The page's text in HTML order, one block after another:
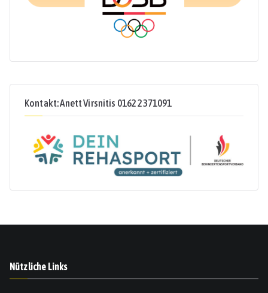
Kontakt: Anett Virsnitis 0162 2371091
Nützliche Links